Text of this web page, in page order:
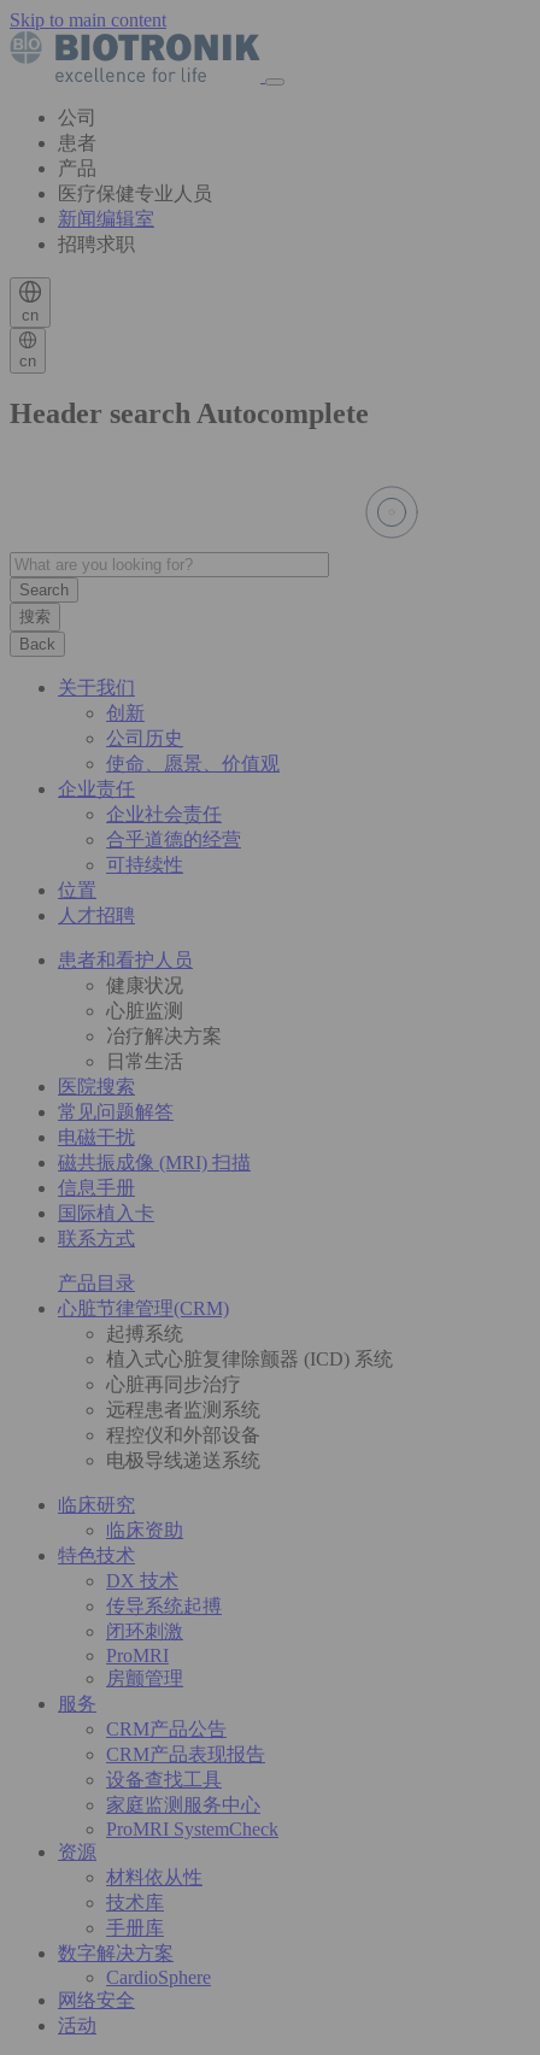
Skip to main content
公司
患者
产品
医疗保健专业人员
新闻编辑室
招聘求职
cn
cn
Header search Autocomplete
搜索
Back
关于我们
创新
公司历史
使命、愿景、价值观
企业责任
企业社会责任
合乎道德的经营
可持续性
位置
人才招聘
患者和看护人员
健康状况
心脏监测
冶疗解决方案
日常生活
医院搜索
常见问题解答
电磁干扰
磁共振成像 (MRI) 扫描
信息手册
国际植入卡
联系方式
产品目录
心脏节律管理(CRM)
起搏系统
植入式心脏复律除颤器 (ICD) 系统
心脏再同步治疗
远程患者监测系统
程控仪和外部设备
电极导线递送系统
临床研究
临床资助
特色技术
DX 技术
传导系统起搏
闭环刺激
ProMRI
房颤管理
服务
CRM产品公告
CRM产品表现报告
设备查找工具
家庭监测服务中心
ProMRI SystemCheck
资源
材料依从性
技术库
手册库
数字解决方案
CardioSphere
网络安全
活动